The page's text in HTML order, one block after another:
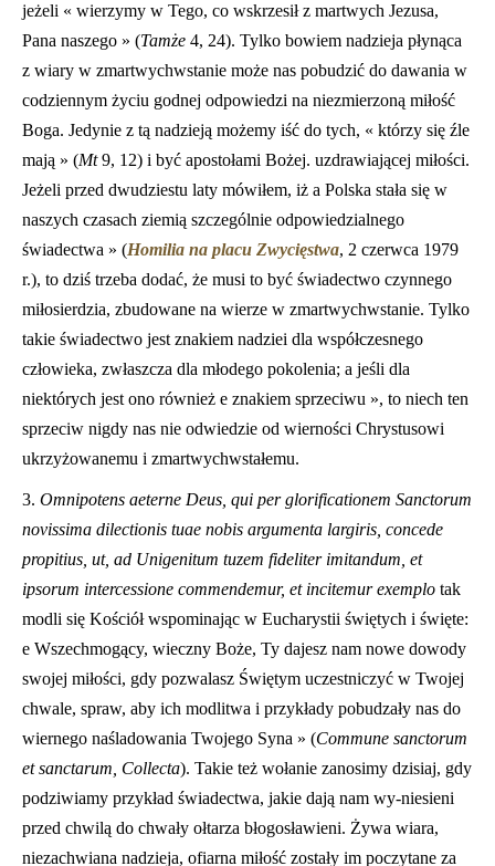
jeżeli « wierzymy w Tego, co wskrzesił z martwych Jezusa,
Pana naszego » (Tamże 4, 24). Tylko bowiem nadzieja płynąca
z wiary w zmartwychwstanie może nas pobudzić do dawania w
codziennym życiu godnej odpowiedzi na niezmierzoną miłość
Boga. Jedynie z tą nadzieją możemy iść do tych, « którzy się źle
mają » (Mt9, 12) i być apostołami Bożej. uzdrawiającej miłości.
Jeżeli przed dwudziestu laty mówiłem, iż a Polska stała się w
naszych czasach ziemią szczególnie odpowiedzialnego
świadectwa » (Homilia na placu Zwycięstwa, 2 czerwca 1979
r.), to dziś trzeba dodać, że musi to być świadectwo czynnego
miłosierdzia, zbudowane na wierze w zmartwychwstanie. Tylko
takie świadectwo jest znakiem nadziei dla współczesnego
człowieka, zwłaszcza dla młodego pokolenia; a jeśli dla
niektórych jest ono również e znakiem sprzeciwu », to niech ten
sprzeciw nigdy nas nie odwiedzie od wierności Chrystusowi
ukrzyżowanemu i zmartwychwstałemu.
3. Omnipotens aeterne Deus, qui per glorificationem Sanctorum
novissima dilectionis tuae nobis argumenta largiris, concede
propitius, ut, ad Unigenitum tuzem fideliter imitandum, et
ipsorum intercessione commendemur, et incitemur exemplo tak
modli się Kościół wspominając w Eucharystii świętych i święte:
e Wszechmogący, wieczny Boże, Ty dajesz nam nowe dowody
swojej miłości, gdy pozwalasz Świętym uczestniczyć w Twojej
chwale, spraw, aby ich modlitwa i przykłady pobudzały nas do
wiernego naśladowania Twojego Syna » (Commune sanctorum
et sanctarum, Collecta). Takie też wołanie zanosimy dzisiaj, gdy
podziwiamy przykład świadectwa, jakie dają nam wy-niesieni
przed chwilą do chwały ołtarza błogosławieni. Żywa wiara,
niezachwiana nadzieja, ofiarna miłość zostały im poczytane za